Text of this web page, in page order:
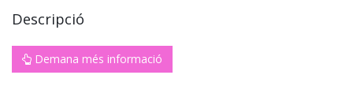
Descripció
Demana més informació